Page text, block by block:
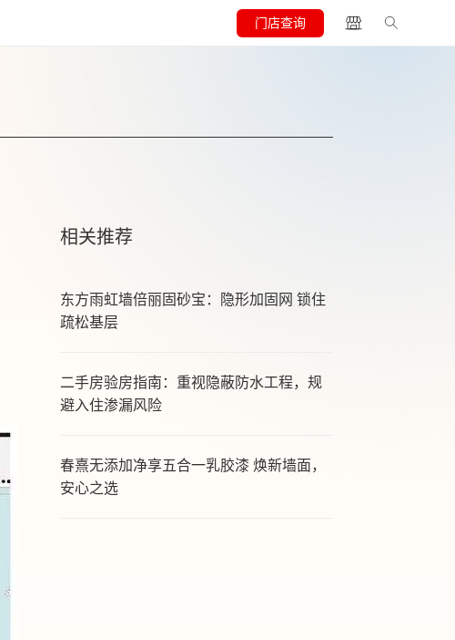
门店查询
相关推荐
东方雨虹墙倍丽固砂宝：隐形加固网 锁住
疏松基层
二手房验房指南：重视隐蔽防水工程，规
避入住渗漏风险
春熹无添加净享五合一乳胶漆 焕新墙面，
安心之选